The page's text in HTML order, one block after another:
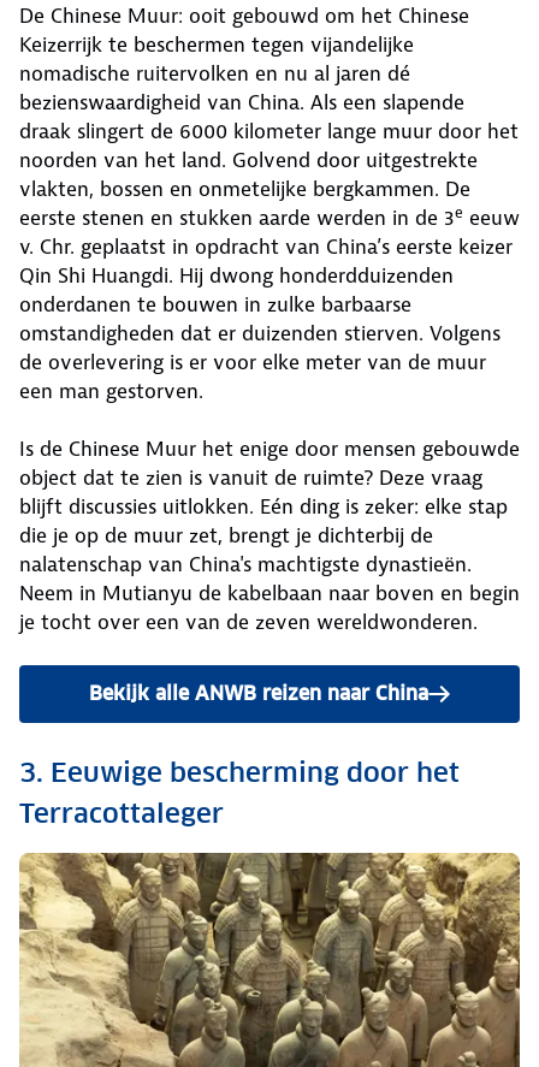
De Chinese Muur: ooit gebouwd om het Chinese
Keizerrijk te beschermen tegen vijandelijke
nomadische ruitervolken en nu al jaren dé
bezienswaardigheid van China. Als een slapende
draak slingert de 6000 kilometer lange muur door het
noorden van het land. Golvend door uitgestrekte
vlakten, bossen en onmetelijke bergkammen. De
eerste stenen en stukken aarde werden in de 3e eeuw
v. Chr. geplaatst in opdracht van China’s eerste keizer
Qin Shi Huangdi. Hij dwong honderdduizenden
onderdanen te bouwen in zulke barbaarse
omstandigheden dat er duizenden stierven. Volgens
de overlevering is er voor elke meter van de muur
een man gestorven.
Is de Chinese Muur het enige door mensen gebouwde
object dat te zien is vanuit de ruimte? Deze vraag
blijft discussies uitlokken. Eén ding is zeker: elke stap
die je op de muur zet, brengt je dichterbij de
nalatenschap van China's machtigste dynastieën.
Neem in Mutianyu de kabelbaan naar boven en begin
je tocht over een van de zeven wereldwonderen.
Bekijk alle ANWB reizen naar China
3. Eeuwige bescherming door het
Terracottaleger